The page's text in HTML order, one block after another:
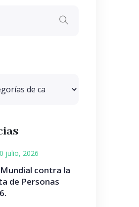
julio, 2026
contra la
de Personas